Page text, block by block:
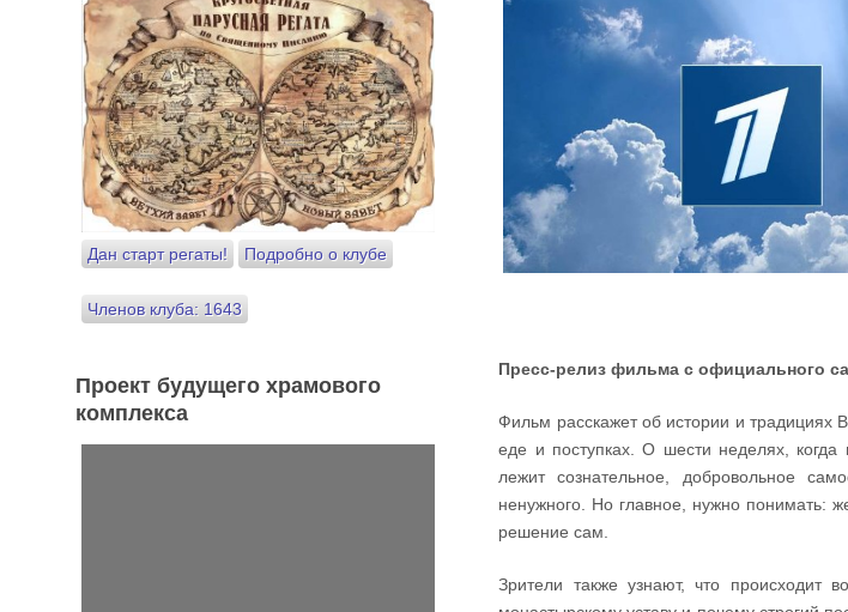
Пресс-релиз фильма с официального
Фильм расскажет об истории и традициях
еде и поступках. О шести неделях,
лежит сознательное, добровольное
ненужного. Но главное, нужно понимать:
решение сам.
Зрители также узнают, что происходит
Дан старт регаты! Подробно о клубе
Членов клуба: 1643
Проект будущего храмового
комплекса